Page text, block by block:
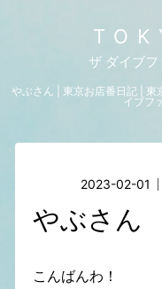
ザ ダイブ
やぶさん | 東京お店番日記 | 東
イブフ
2023-02-01
やぶさん
こんばんわ！